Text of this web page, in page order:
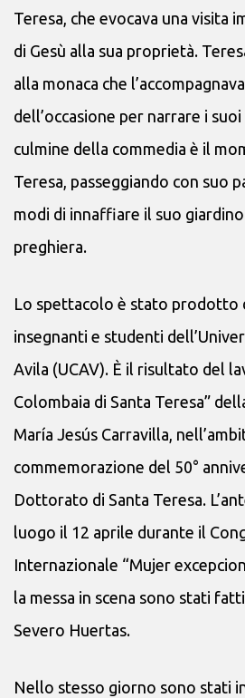
Teresa, che evocava una visita
di Gesù alla sua proprietà.
alla monaca che
dell’occasione per narrare i
culmine della commedia è il
Teresa, passeggiando con suo
modi di innaffiare il suo
preghiera.
Lo spettacolo è stato prodotto
insegnanti e studenti
Avila (UCAV). È il risultato del
Colombaia di Santa Teresa”
María Jesús Carravilla,
commemorazione del 50°
Dottorato di Santa Teresa.
luogo il 12 aprile durante il
Internazionale “Mujer
la messa in scena sono stati
Severo Huertas.
Nello stesso giorno sono stati